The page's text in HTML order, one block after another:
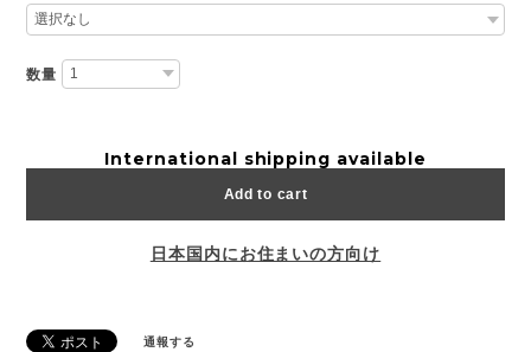
数量
International shipping available
Add to cart
日本国内にお住まいの方向け
通報する